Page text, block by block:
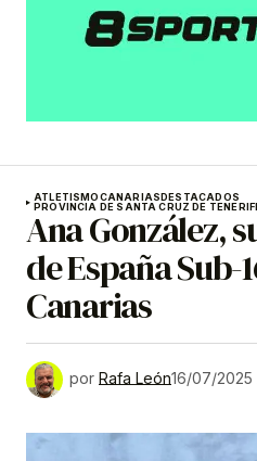
ATLETISMOCANARIASDESTACADOS
PROVINCIA DE SANTA CRUZ DE
Ana González,
de España Sub-
Canarias
por Rafa León16/07/2025